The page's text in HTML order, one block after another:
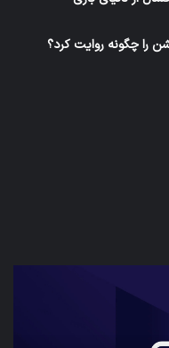
را چگونه روایت کرد؟